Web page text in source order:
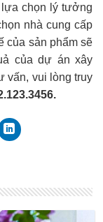
chọn lý tưởng
nhà cung cấp
của sản phẩm sẽ
của dự án xây
vấn, vui lòng truy